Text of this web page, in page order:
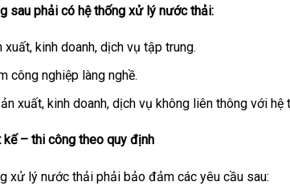
sau phải có hệ thống xử lý nước thải:
xuất, kinh doanh, dịch vụ tập trung.
công nghiệp làng nghề.
xuất, kinh doanh, dịch vụ không liên thông với
kế – thi công theo quy định
xử lý nước thải phải bảo đảm các yêu cầu sau: